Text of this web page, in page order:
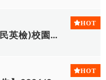
114-2 NETPAW(網路全民英檢)校園證照考試-線上成績查詢(115年5月27日考試)